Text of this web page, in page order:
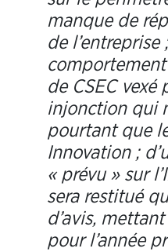
manque de
de l’entreprise
comportement
de CSECvexé
injonction qui
pourtant que
Innovation ;
« prévu » sur
sera restitué
d’avis, mettant
pour l’année